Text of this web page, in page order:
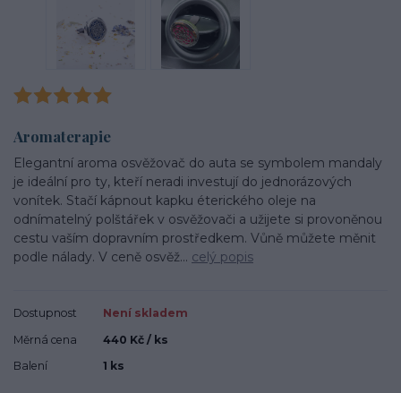
Aromaterapie
Elegantní aroma osvěžovač do auta se symbolem mandaly
je ideální pro ty, kteří neradi investují do jednorázových
vonítek. Stačí kápnout kapku éterického oleje na
odnímatelný polštářek v osvěžovači a užijete si provoněnou
cestu vaším dopravním prostředkem. Vůně můžete měnit
podle nálady. V ceně osvěž... celý popis
Dostupnost
Není skladem
Měrná cena
440 Kč / ks
Balení
1 ks